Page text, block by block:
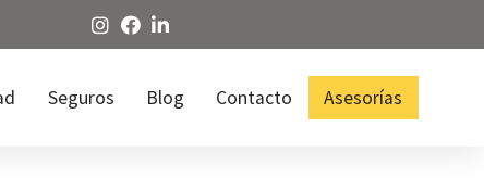
Seguros Blog Contacto Asesorías